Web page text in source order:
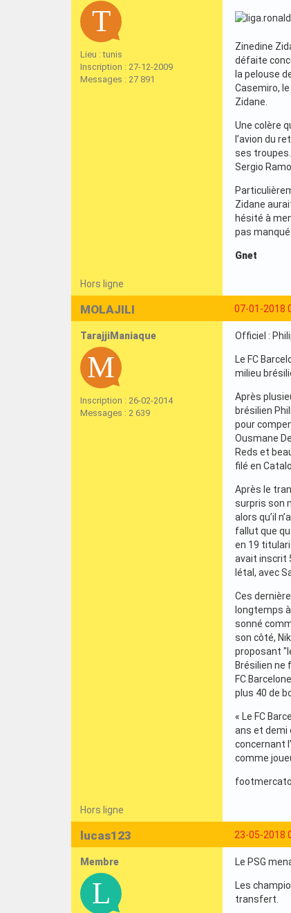
Lieu : tunis
Inscription : 27-12-2009
Messages : 27 891
Zinedine
défaite
la pelouse
Casemiro,
Zidane.
Une colère
l’avion du
ses
Sergio
Zidane
hésité à
pas
Gnet
Hors ligne
07-01-2018
MOLAJILI
TarajjiManiaque
Inscription : 26-02-2014
Messages : 2 639
Officiel :
Le FC
milieu
Après
brésilien
pour
Ousmane
Reds et
filé en
Après le
surpris son
alors qu’il
fallut que
en 19
avait inscrit
létal, avec
Ces
longtemps
sonné
son côté,
proposant
Brésilien
FC
plus 40 de
« Le FC
ans et demi
concernant
comme
footmercato
Hors ligne
23-05-2018
lucas123
Membre Le PSG
Les
transfert.